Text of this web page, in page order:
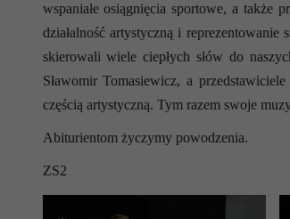
wspaniałe osiągnięcia sportowe, a także
działalność artystyczną i
skierowali wiele ciepłych słów do
Sławomir Tomasiewicz, a
częścią artystyczną. Tym razem swoje
Abiturientom życzymy powodzenia.
ZS2